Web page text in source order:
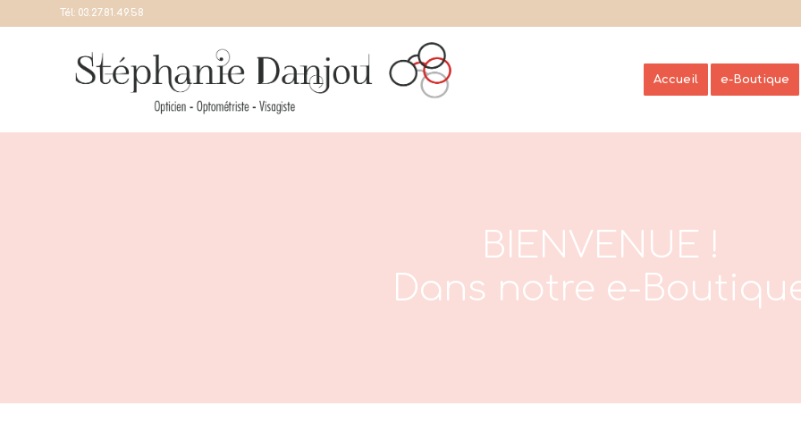
Tél: 03.27.81.49.58
Accueil e-Boutique
BIENVENUE !
Dans notre e-